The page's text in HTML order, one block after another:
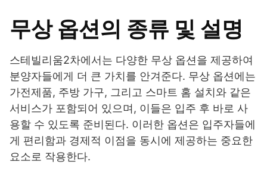
무상 옵션의 종류 및 설명
스테빌리움2차에서는 다양한 무상 옵션을 제공하여
분양자들에게 더 큰 가치를 안겨준다. 무상 옵션에는
가전제품, 주방 가구, 그리고 스마트 홈 설치와 같은
서비스가 포함되어 있으며, 이들은 입주 후 바로 사
용할 수 있도록 준비된다. 이러한 옵션은 입주자들에
게 편리함과 경제적 이점을 동시에 제공하는 중요한
요소로 작용한다.